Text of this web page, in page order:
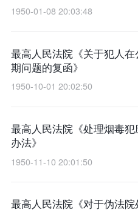
1950-01-08 20:03:48
最高人民法院《关于犯人
期问题的复函》
1950-10-01 20:02:50
最高人民法院《处理烟毒
办法》
1950-11-10 20:01:50
最高人民法院《对于伪法院